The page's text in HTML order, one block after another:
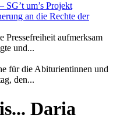
SG’t um’s Projekt
an die Rechte der
aufmerksam
und...
für die Abiturientinnen und
den...
Daria